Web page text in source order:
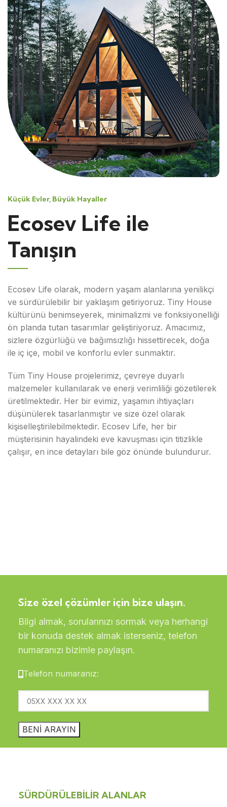
Küçük Evler, Büyük Hayaller
Ecosev Life ile
Tanışın
Ecosev Life olarak, modern yaşam alanlarına yenilikçi
ve sürdürülebilir bir yaklaşım getiriyoruz. Tiny House
kültürünü benimseyerek, minimalizmi ve fonksiyonelliği
ön planda tutan tasarımlar geliştiriyoruz. Amacımız,
sizlere özgürlüğü ve bağımsızlığı hissettirecek, doğa
ile iç içe, mobil ve konforlu evler sunmaktır.
Tüm Tiny House projelerimiz, çevreye duyarlı
malzemeler kullanılarak ve enerji verimliliği gözetilerek
üretilmektedir. Her bir evimiz, yaşamın ihtiyaçları
düşünülerek tasarlanmıştır ve size özel olarak
kişiselleştirilebilmektedir. Ecosev Life, her bir
müşterisinin hayalindeki eve kavuşması için titizlikle
çalışır, en ince detayları bile göz önünde bulundurur.
Size özel çözümler için bize ulaşın.
Bilgi almak, sorularınızı sormak veya herhangi
bir konuda destek almak isterseniz, telefon
numaranızı bizimle paylaşın.
Telefon numaranız:
SÜRDÜRÜLEBİLİR ALANLAR